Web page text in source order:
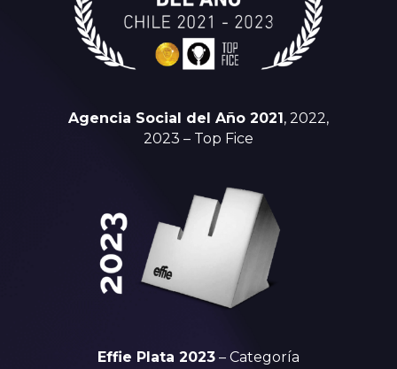
Agencia Social del Año 2021 , 2022,
2023 – Top Fice
Effie Plata 2023– Categoría